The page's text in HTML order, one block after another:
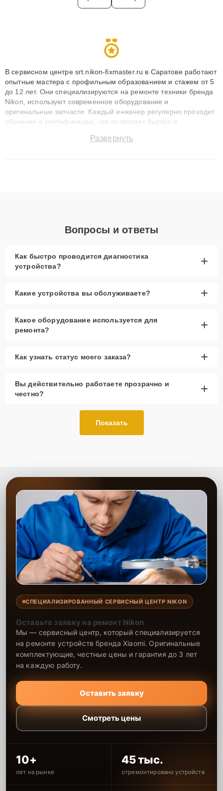
В сервисном центре srt.nikon-fixmaster.ru в Саратове работают
опытные мастера с профильным образованием и стажем от 5
до 12 лет. Они специализируются на ремонте техники бренда
Nikon, используют современное оборудование и
оригинальные запчасти. Каждый инженер регулярно проходит
обучение и сертификацию, что позволяет быстро и
сохранением гарантии до 3 лет. Наши мастера решают
Развернуть
Вопросы и ответы
Как быстро проводится диагностика
устройства?
+
Какие устройства вы обслуживаете? +
Какое оборудование используется для
ремонта?
+
Как узнать статус моего заказа? +
Вы действительно работаете прозрачно и
честно?
+
Показать
СПЕЦИАЛИЗИРОВАННЫЙ СЕРВИСНЫЙ ЦЕНТР NIKON
Оставьте заявку на ремонт Nikon
Мы — сервисный центр, который специализируется
на ремонте устройств бренда Xiaomi. Оригинальные
комплектующие, честные цены и гарантия до 3 лет
на каждую работу.
Оставить заявку
Смотреть цены
10+
лет на рынке
45 тыс.
отремонтировано устройств